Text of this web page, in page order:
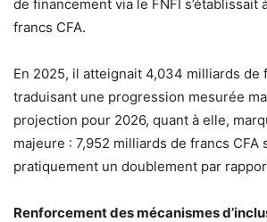
de financement via le FNFI s’établissait
francs CFA.
En 2025, il atteignait 4,034 milliards de
traduisant une progression mesurée
projection pour 2026, quant à elle,
majeure : 7,952 milliards de francs CFA
pratiquement un doublement par
Renforcement des mécanismes